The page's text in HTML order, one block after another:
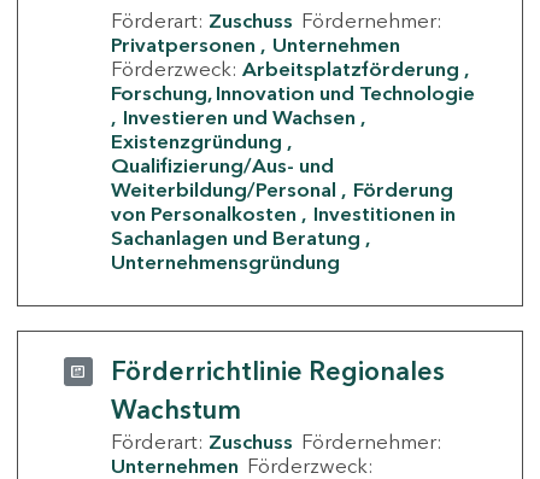
Förderart: Zuschuss Fördernehmer:
Privatpersonen
Unternehmen
Förderzweck: Arbeitsplatzförderung
Forschung, Innovation und Technologie
Investieren und Wachsen
Existenzgründung
Qualifizierung/Aus- und
Weiterbildung/Personal
Förderung
von Personalkosten
Investitionen in
Sachanlagen und Beratung
Unternehmensgründung
Förderrichtlinie Regionales
Wachstum
Förderart: Zuschuss Fördernehmer:
Unternehmen Förderzweck: